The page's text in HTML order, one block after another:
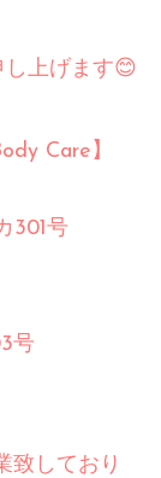
し上げます😊
Care】⠀
301号⠀
号
致しており